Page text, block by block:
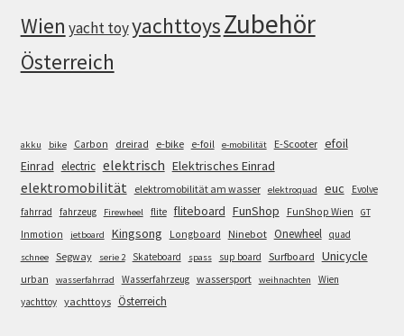
Wien yacht toyyachttoysZubehör
Österreich
akku bike Carbon dreirad e-bike e-foil e-mobilität E-Scooter efoil
Einrad electric elektrisch Elektrisches Einrad
elektromobilität elektromobilität am wasser elektroquad euc
Evolve
fahrrad
fahrzeug Firewheel flite fliteboard FunShop FunShop Wien GT
Inmotion jetboard Kingsong Longboard Ninebot Onewheel quad
schnee Segway serie 2 Skateboard spass sup board Surfboard Unicycle
urban wasserfahrrad Wasserfahrzeug wassersport weihnachten
Wien
yachttoy yachttoys Österreich